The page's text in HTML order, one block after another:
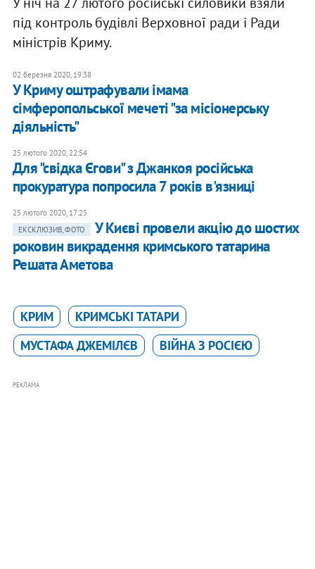
під контроль будівлі Верховної ради і Ради
міністрів Криму.
02 березня 2020, 19:38
У Криму оштрафували імама
сімферопольської мечеті "за місіонерську
діяльність"
25 лютого 2020, 22:54
Для "свідка Єгови" з Джанкоя російська
прокуратура попросила 7 років в'язниці
25 лютого 2020, 17:25
ЕКСКЛЮЗИВ, ФОТО
У Києві провели акцію до шостих
роковин викрадення кримського татарина
Решата Аметова
КРИМ
КРИМСЬКІ ТАТАРИ
МУСТАФА ДЖЕМІЛЄВ
ВІЙНА З РОСІЄЮ
РЕКЛАМА